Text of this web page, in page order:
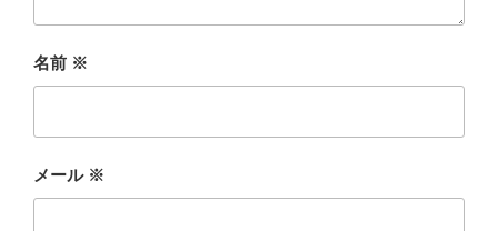
名前 ※
メール ※